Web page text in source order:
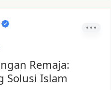
Remaja:
Solusi Islam